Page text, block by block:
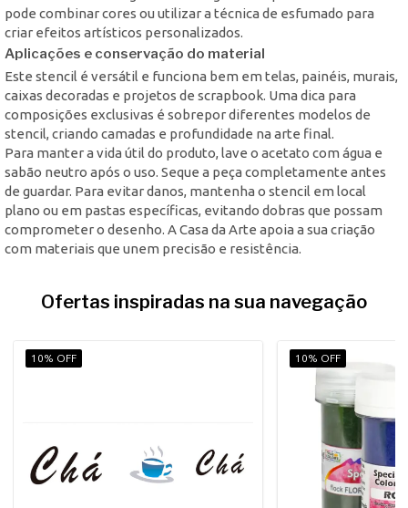
pode combinar cores ou utilizar a técnica de esfumado para
criar efeitos artísticos personalizados.
Aplicações e conservação do material
Este stencil é versátil e funciona bem em telas, painéis, murais,
caixas decoradas e projetos de scrapbook. Uma dica para
composições exclusivas é sobrepor diferentes modelos de
stencil, criando camadas e profundidade na arte final.
Para manter a vida útil do produto, lave o acetato com água e
sabão neutro após o uso. Seque a peça completamente antes
de guardar. Para evitar danos, mantenha o stencil em local
plano ou em pastas específicas, evitando dobras que possam
comprometer o desenho. A Casa da Arte apoia a sua criação
com materiais que unem precisão e resistência.
Ofertas inspiradas na sua navegação
10% OFF 10% OFF